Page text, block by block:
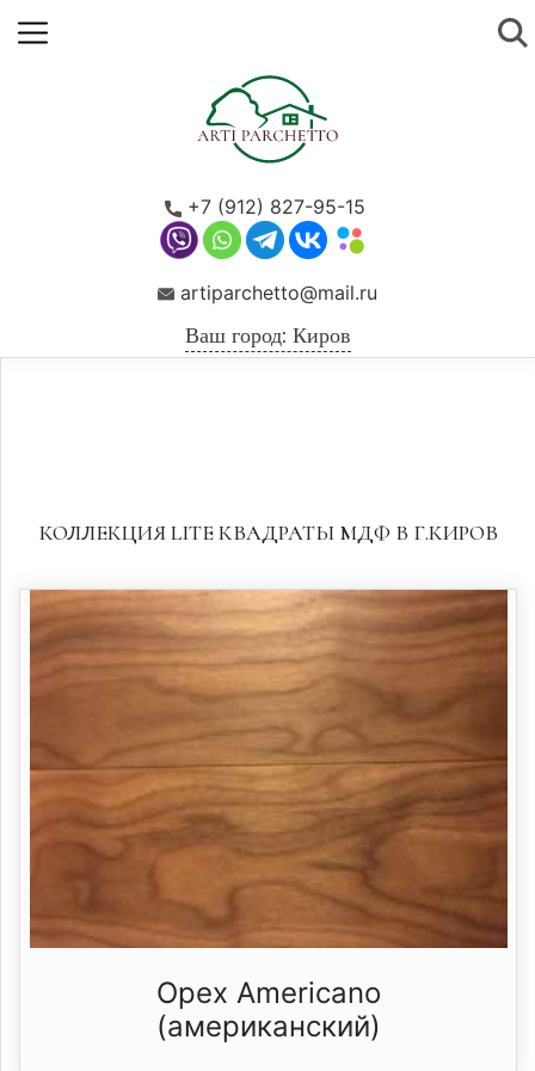
+7 (912) 827-95-15
artiparchetto@mail.ru
Ваш город: Киров
КОЛЛЕКЦИЯ LITE КВАДРАТЫ МДФ В Г.КИРОВ
Орех Americano
(американский)